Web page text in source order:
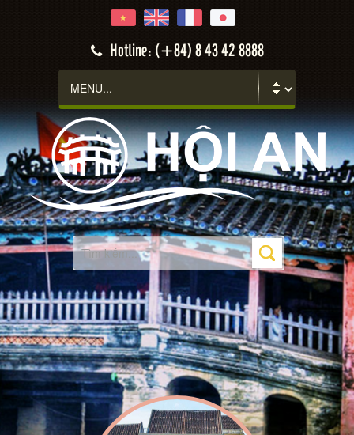
Hotline: (+84) 8 43 42 8888